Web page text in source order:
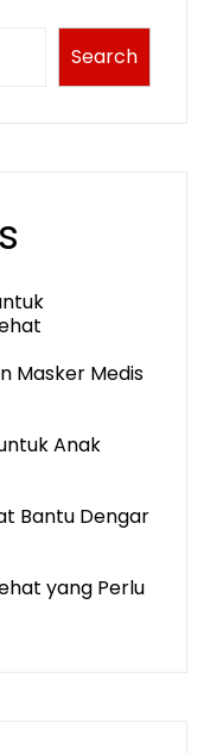
Search
Masker Medis
Anak
Bantu Dengar
yang Perlu